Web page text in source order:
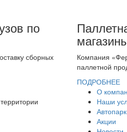
по
сборных
Компания
паллетной
ПОДРОБНЕЕ
О
Наши
Автопарк
Акции